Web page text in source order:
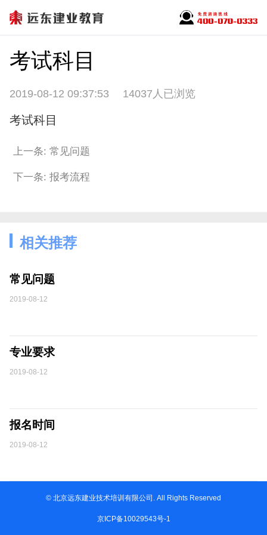
考试科目
2019-08-12 09:37:53 14037人已浏览
考试科目
上一条: 常见问题
下一条: 报考流程
相关推荐
常见问题
2019-08-12
专业要求
2019-08-12
报名时间
2019-08-12
© 北京远东建业技术培训有限公司. All Rights Reserved
京ICP备10029543号-1